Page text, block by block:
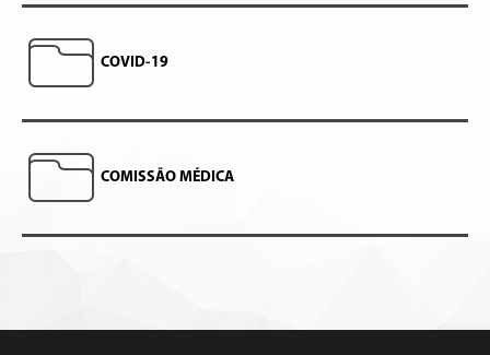
COVID-19
COMISSÃO MÉDICA